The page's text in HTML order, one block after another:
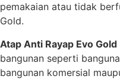
pemakaian atau tidak
Gold.
Atap Anti Rayap Evo Gold
bangunan seperti
bangunan komersial